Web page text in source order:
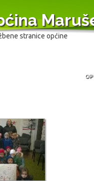
stranice općine